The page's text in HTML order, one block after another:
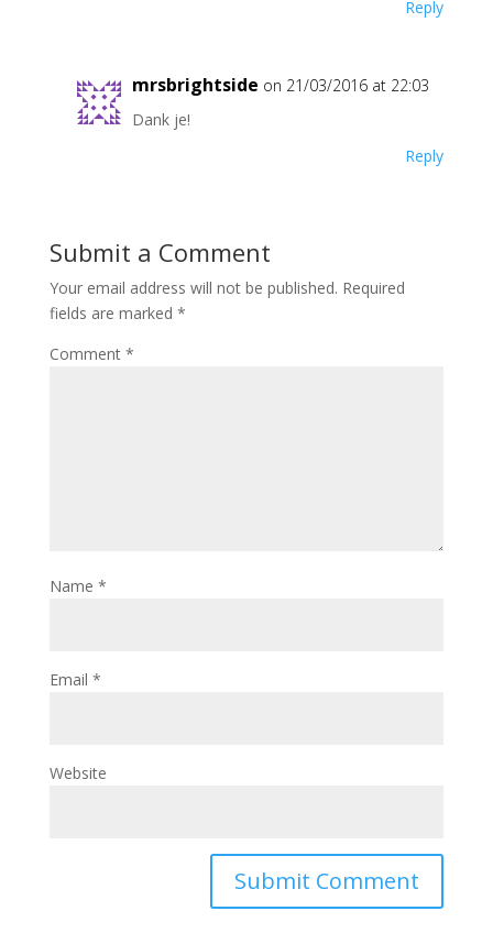
Reply
mrsbrightside on 21/03/2016 at 22:03
Dank je!
Reply
Submit a Comment
Your email address will not be published. Required
fields are marked *
Comment *
Name *
Email *
Website